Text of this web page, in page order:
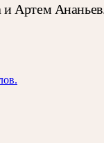
и Артем